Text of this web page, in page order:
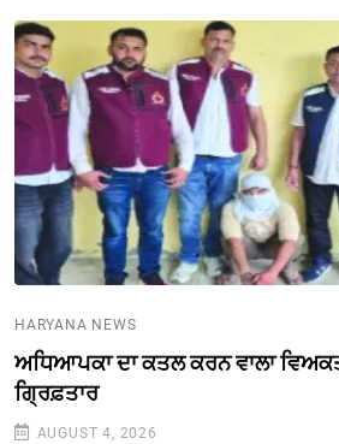
HARYANA NEWS
ਅਧਿਆਪਕਾ ਦਾ ਕਤਲ ਕਰਨ ਵਾਲਾ
ਗ੍ਰਿਫ਼ਤਾਰ
AUGUST 4, 2026